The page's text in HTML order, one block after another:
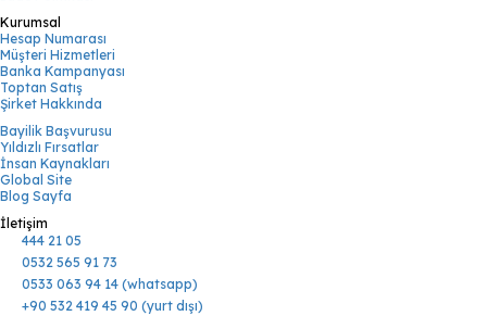
Kurumsal
Hesap Numarası
Müşteri Hizmetleri
Banka Kampanyası
Toptan Satış
Şirket Hakkında
Bayilik Başvurusu
Yıldızlı Fırsatlar
İnsan Kaynakları
Global Site
Blog Sayfa
İletişim
444 21 05
0532 565 91 73
0533 063 94 14 (whatsapp)
+90 532 419 45 90 (yurt dışı)